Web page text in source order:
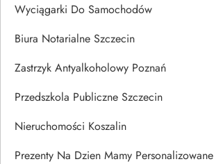
Wyciągarki Do Samochodów
Biura Notarialne Szczecin
Zastrzyk Antyalkoholowy Poznań
Przedszkola Publiczne Szczecin
Nieruchomości Koszalin
Prezenty Na Dzien Mamy Personalizowane